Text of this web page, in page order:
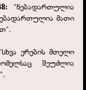
"ნებადართულია
მათი
"სხვა ერების მთელი
შეუძლია